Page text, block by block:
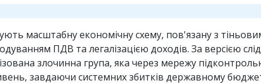
масштабну економічну схему, пов'язану з
ПДВ та легалізацією доходів. За версією
злочинна група, яка через мережу
завдаючи системних збитків державному